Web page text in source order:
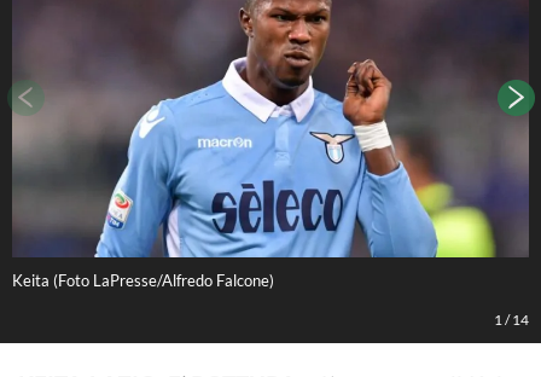
Keita (Foto LaPresse/Alfredo Falcone)
1 /14